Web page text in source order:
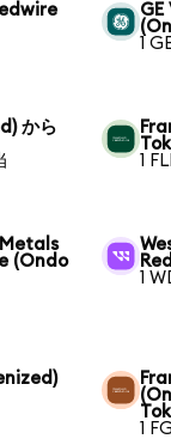
1
から
1
(Ondo
1
1